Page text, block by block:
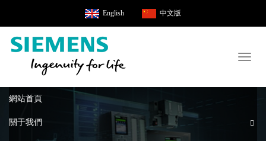
English 中文版
網站首頁
關于我們